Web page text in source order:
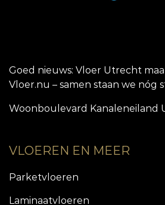
Goed nieuws: Vloer Utrecht
Vloer.nu – samen staan we nóg
Woonboulevard Kanaleneiland
VLOEREN EN MEER
Parketvloeren
Laminaatvloeren